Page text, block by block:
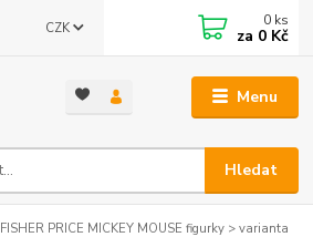
Menu
CZK
Hledat
0 ks
za 0 Kč
FISHER PRICE MICKEY MOUSE figurky > varianta